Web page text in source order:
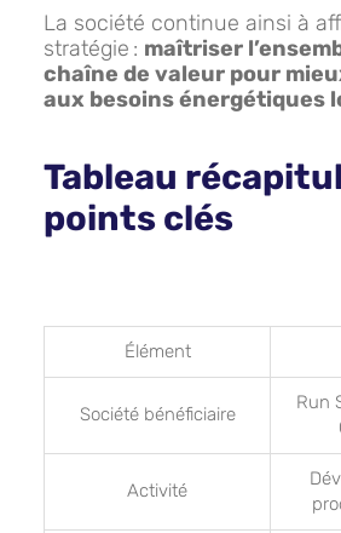
La société continue ainsi à
stratégie : maîtriser
chaîne de valeur pour
aux besoins énergétiques
Tableau
points clés
Élément
Société bénéficiaire
Run
Activité